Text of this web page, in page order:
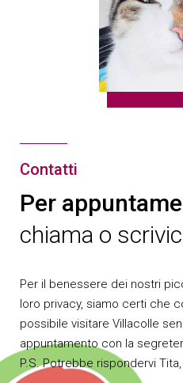
Contatti
Per
chiama o
Per il benessere dei nostri
loro privacy, siamo certi che
possibile visitare Villacolle
appuntamento con la
P.S. Potrebbe rispondervi